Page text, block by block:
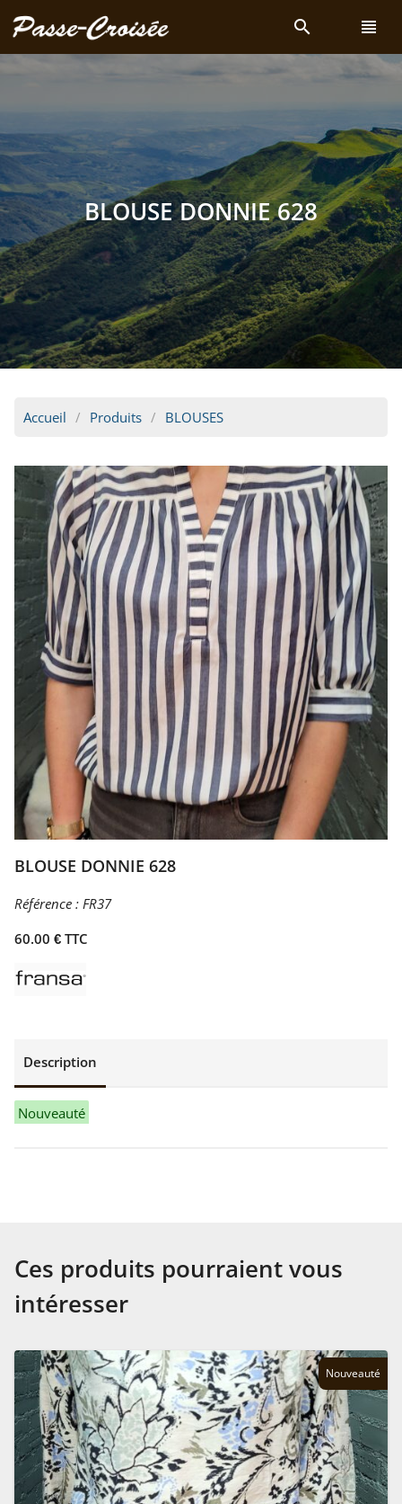
search view_headline
BLOUSE DONNIE 628
Accueil Produits BLOUSES
BLOUSE DONNIE 628
Référence : FR37
60.00 € TTC
Description
Nouveauté
Ces produits pourraient vous
intéresser
Nouveauté